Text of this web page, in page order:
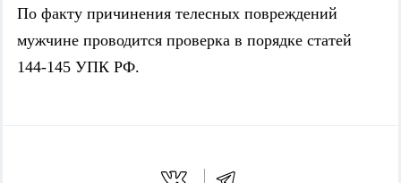
По факту причинения телесных повреждений
мужчине проводится проверка в порядке статей
144-145 УПК РФ.